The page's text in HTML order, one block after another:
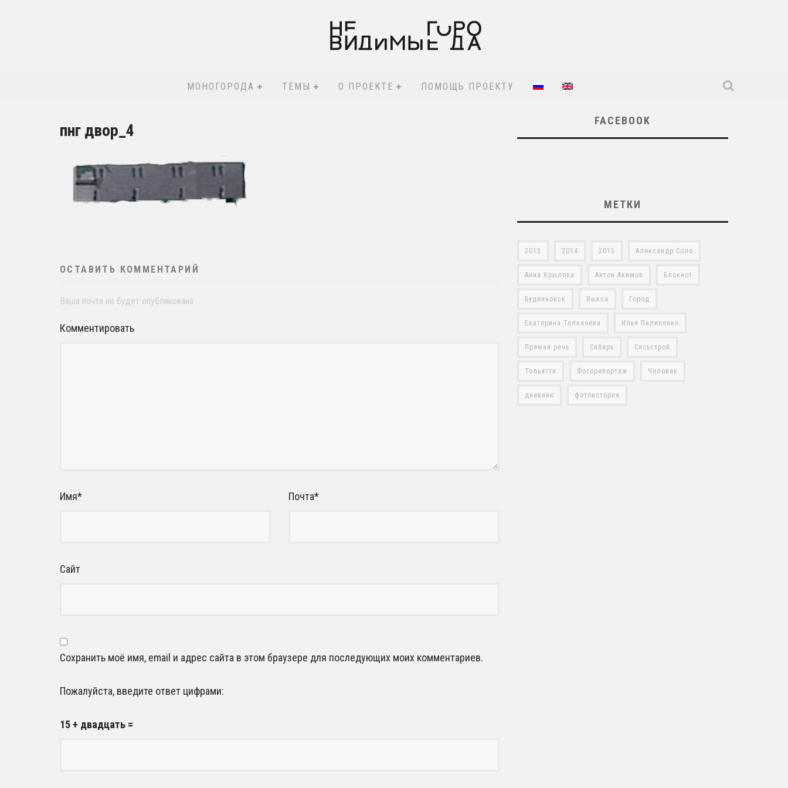
МОНОГОРОДА ТЕМЫ О ПРОЕКТЕ ПОМОЩЬ ПРОЕКТУ
пнг двор_4
ОСТАВИТЬ КОММЕНТАРИЙ
Ваша почта не будет опубликована
Комментировать
Имя* Почта*
Сайт
Сохранить моё имя, email и адрес сайта в этом браузере для последующих моих комментариев.
Пожалуйста, введите ответ цифрами:
15 + двадцать =
FACEBOOK
МЕТКИ
2013 2014 2015 Александр Соло
Анна Крылова Антон Акимов Блокнот
Буденновск Выкса Город
Екатерина Толкачева Илья Пилипенко
Прямая речь Сибирь Сясьстрой
Тольятти Фоторепортаж Человек
дневник фотоистория